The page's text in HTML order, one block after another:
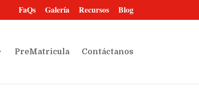
FaQs Galería Recursos Blog
PreMatricula Contáctanos